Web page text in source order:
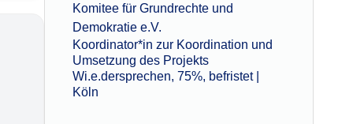
Komitee für Grundrechte und
Demokratie e.V.
Koordinator*in zur Koordination und
Umsetzung des Projekts
Wi.e.dersprechen, 75%, befristet |
Köln